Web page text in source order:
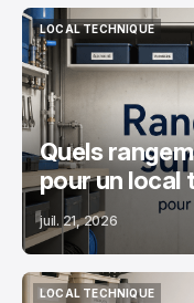
LOCAL TECHNIQUE
LOCAL TECHNIQUE
Quels
pour un local
juil. 21, 2026
LOCAL TECHNIQUE